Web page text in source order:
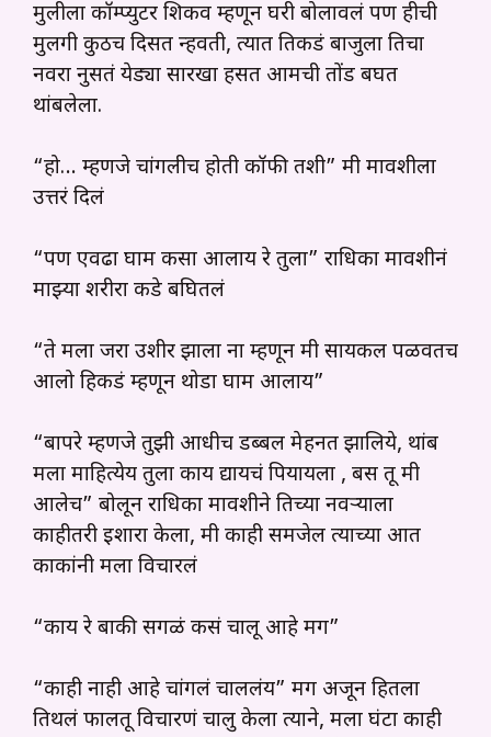
मुलीला कॉम्प्युटर शिकव म्हणून घरी बोलावलं पण हीची
मुलगी कुठच दिसत न्हवती, त्यात तिकडं बाजुला तिचा
नवरा नुसतं येड्या सारखा हसत आमची तोंड बघत
थांबलेला.
“हो… म्हणजे चांगलीच होती कॉफी तशी” मी मावशीला
उत्तरं दिलं
“पण एवढा घाम कसा आलाय रे तुला” राधिका मावशीनं
माझ्या शरीरा कडे बघितलं
“ते मला जरा उशीर झाला ना म्हणून मी सायकल पळवतच
आलो हिकडं म्हणून थोडा घाम आलाय”
“बापरे म्हणजे तुझी आधीच डब्बल मेहनत झालिये, थांब
मला माहित्येय तुला काय द्यायचं पियायला , बस तू मी
आलेच” बोलून राधिका मावशीने तिच्या नवऱ्याला
काहीतरी इशारा केला, मी काही समजेल त्याच्या आत
काकांनी मला विचारलं
“काय रे बाकी सगळं कसं चालू आहे मग”
“काही नाही आहे चांगलं चाललंय” मग अजून हितला
तिथलं फालतू विचारणं चालु केला त्याने, मला घंटा काही